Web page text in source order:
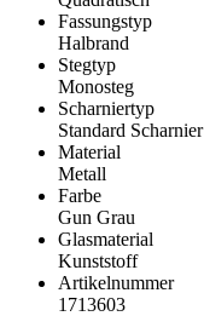
Fassungstyp
Halbrand
Stegtyp
Monosteg
Scharniertyp
Standard Scharnier
Material
Metall
Farbe
Gun Grau
Glasmaterial
Kunststoff
Artikelnummer
1713603